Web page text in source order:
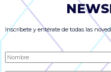
Inscríbete y entérate de todas las